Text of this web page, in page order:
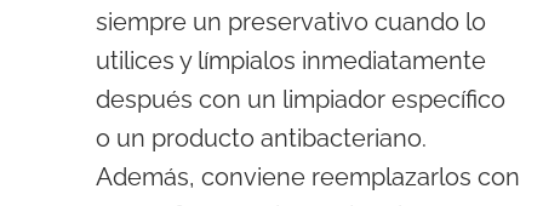
siempre un preservativo cuando lo
utilices y límpialos inmediatamente
después con un limpiador específico
o un producto antibacteriano.
Además, conviene reemplazarlos con